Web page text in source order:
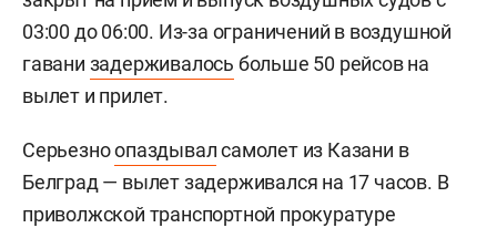
03:00 до 06:00. Из-за ограничений в воздушной
гавани задерживалось больше 50 рейсов на
вылет и прилет.
Серьезноопаздывалсамолет из Казани в
Белград — вылет задерживался на 17 часов. В
приволжской транспортной прокуратуре